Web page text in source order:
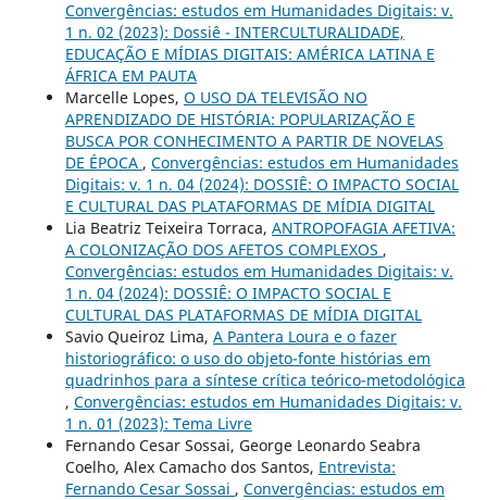
Convergências: estudos em Humanidades Digitais: v.
1 n. 02 (2023): Dossiê - INTERCULTURALIDADE,
EDUCAÇÃO E MÍDIAS DIGITAIS: AMÉRICA LATINA E
ÁFRICA EM PAUTA
Marcelle Lopes, O USO DA TELEVISÃO NO
APRENDIZADO DE HISTÓRIA: POPULARIZAÇÃO E
BUSCA POR CONHECIMENTO A PARTIR DE NOVELAS
DE ÉPOCA , Convergências: estudos em Humanidades
Digitais: v. 1 n. 04 (2024): DOSSIÊ: O IMPACTO SOCIAL
E CULTURAL DAS PLATAFORMAS DE MÍDIA DIGITAL
Lia Beatriz Teixeira Torraca, ANTROPOFAGIA AFETIVA:
A COLONIZAÇÃO DOS AFETOS COMPLEXOS ,
Convergências: estudos em Humanidades Digitais: v.
1 n. 04 (2024): DOSSIÊ: O IMPACTO SOCIAL E
CULTURAL DAS PLATAFORMAS DE MÍDIA DIGITAL
Savio Queiroz Lima, A Pantera Loura e o fazer
historiográfico: o uso do objeto-fonte histórias em
quadrinhos para a síntese crítica teórico-metodológica
, Convergências: estudos em Humanidades Digitais: v.
1 n. 01 (2023): Tema Livre
Fernando Cesar Sossai, George Leonardo Seabra
Coelho, Alex Camacho dos Santos, Entrevista:
Fernando Cesar Sossai , Convergências: estudos em